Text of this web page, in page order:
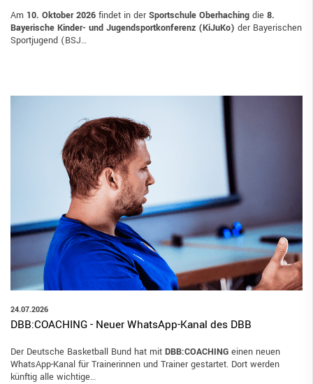
Am 10. Oktober 2026 findet in der Sportschule Oberhaching die 8.
Bayerische Kinder- und Jugendsportkonferenz (KiJuKo) der Bayerischen
Sportjugend (BSJ…
24.07.2026
DBB:COACHING - Neuer WhatsApp-Kanal des DBB
Der Deutsche Basketball Bund hat mit DBB:COACHING einen neuen
WhatsApp-Kanal für Trainerinnen und Trainer gestartet. Dort werden
künftig alle wichtige…